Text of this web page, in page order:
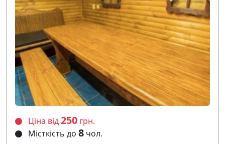
Ціна від250 грн.
Місткість до 8 чол.